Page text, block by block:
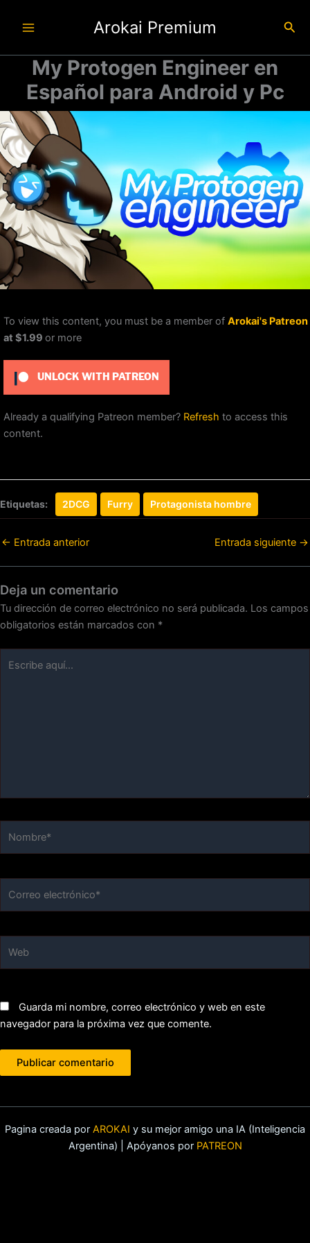
Arokai Premium
My Protogen Engineer en
Español para Android y Pc
To view this content, you must be a member of Arokai's Patreon
at $1.99 or more
UNLOCK WITH PATREON
Already a qualifying Patreon member? Refresh to access this
content.
Etiquetas: 2DCG Furry Protagonista hombre
← Entrada anterior Entrada siguiente →
Deja un comentario
Tu dirección de correo electrónico no será publicada. Los campos
obligatorios están marcados con *
aquí...
electrónico*
Guarda mi nombre, correo electrónico y web en este
navegador para la próxima vez que comente.
Pagina creada por AROKAI y su mejor amigo una IA (Inteligencia
Argentina) | Apóyanos por PATREON